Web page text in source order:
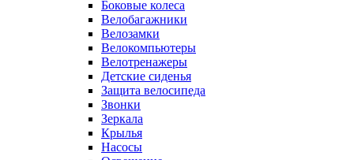
Боковые колеса
Велобагажники
Велозамки
Велокомпьютеры
Велотренажеры
Детские сиденья
Защита велосипеда
Звонки
Зеркала
Крылья
Насосы